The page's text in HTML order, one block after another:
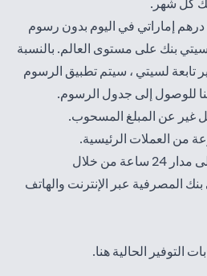
كل شهر.
سحوبات تصل إلى 40,000 درهم إماراتي في اليوم بدون رسوم
بنك على مستوى العالم. بالنسبة
تابعة لسيتي ، سيتم تطبيق الرسوم
للوصول إلى جدول الرسوم.
غير عن المبلغ المسحوب.
من العملات الرئيسية.
خدمات مصرفية متوفرة على مدار 24 ساعة من خلال
عبر الإنترنت (opens in a new tab)والهاتف
التوفير الحالية هنا(opens in a new tab).